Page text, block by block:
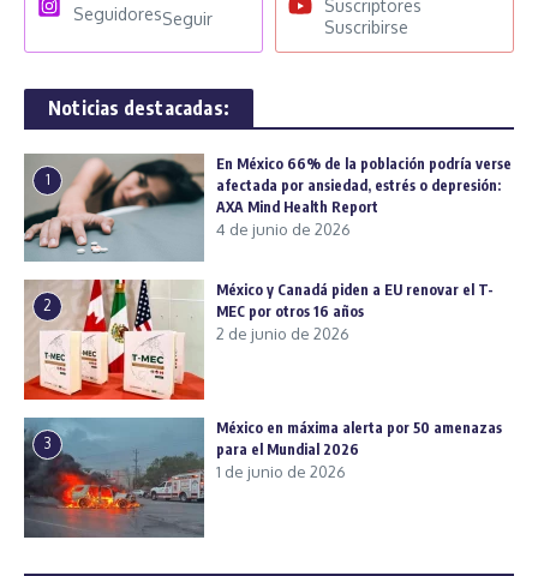
SeguidoresSeguir
Suscriptores
Suscribirse
Noticias destacadas:
1
En México 66% de la población podría verse
afectada por ansiedad, estrés o depresión:
AXA Mind Health Report
4 de junio de 2026
2
México y Canadá piden a EU renovar el T-
MEC por otros 16 años
2 de junio de 2026
3
México en máxima alerta por 50 amenazas
para el Mundial 2026
1 de junio de 2026